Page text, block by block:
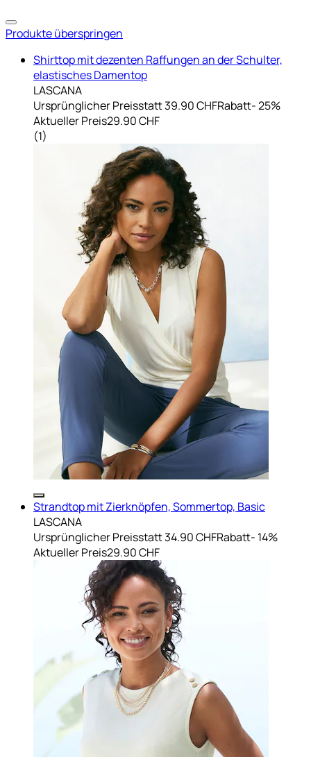
Produkte überspringen
Shirttop mit dezenten Raffungen an der Schulter,
elastisches Damentop
LASCANA
Ursprünglicher Preisstatt 39.90 CHFRabatt- 25%
Aktueller Preis29.90 CHF
(1)
Strandtop mit Zierknöpfen, Sommertop, Basic
LASCANA
Ursprünglicher Preisstatt 34.90 CHFRabatt- 14%
Aktueller Preis29.90 CHF